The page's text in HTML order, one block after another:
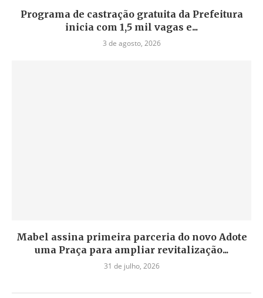
Programa de castração gratuita da Prefeitura
inicia com 1,5 mil vagas e...
3 de agosto, 2026
Mabel assina primeira parceria do novo Adote
uma Praça para ampliar revitalização...
31 de julho, 2026